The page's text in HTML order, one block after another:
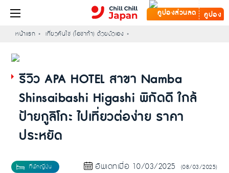
คูปอง
หน้าแรก เที่ยวคันไซ (โอซาก้า) ด้วยตัวเอง
รีวิว APA HOTEL สาขา Namba
Shinsaibashi Higashi พิกัดดี ใกล้
ป้ายกูลิโกะ ไปเที่ยวต่อง่าย ราคา
ประหยัด
อัพเดทเมื่อ 10/03/2025 (08/03/2025)